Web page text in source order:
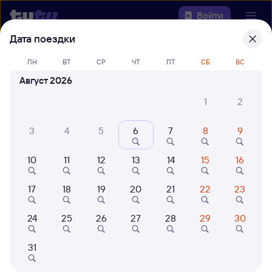
Войти
Выберите день, чтобы найтиж/д
билеты Шуя — Нерехта
42 млн путешествуют с
Когда
Кто едет
Дата поездки
ПН ВТ СР ЧТ ПТ СБ ВС
Август 2026
1
2
3 4 5 6 7 8 9
10 11 12 13 14 15 16
17 18 19 20 21 22 23
24 25 26 27 28 29 30
31